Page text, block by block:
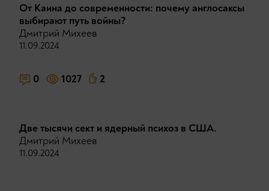
От Каина до современности: почему англосаксы
выбирают путь войны?
Дмитрий Михеев
11.09.2024
0 1027 2
Две тысячи сект и ядерный психоз в США.
Дмитрий Михеев
11.09.2024